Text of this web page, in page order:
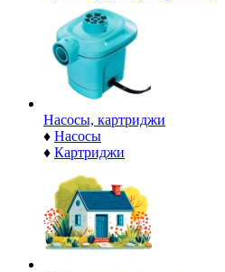
Насосы, картриджи
♦ Насосы
♦ Картриджи